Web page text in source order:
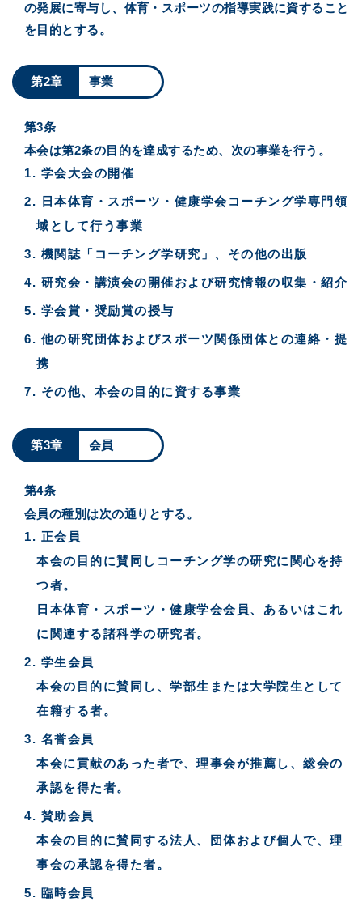
の発展に寄与し、体育・スポーツの指導実践に資すること
を目的とする。
第2章 事業
第3条
本会は第2条の目的を達成するため、次の事業を行う。
学会大会の開催
日本体育・スポーツ・健康学会コーチング学専門領
域として行う事業
機関誌「コーチング学研究」、その他の出版
研究会・講演会の開催および研究情報の収集・紹介
学会賞・奨励賞の授与
他の研究団体およびスポーツ関係団体との連絡・提
携
その他、本会の目的に資する事業
第3章 会員
第4条
会員の種別は次の通りとする。
正会員
本会の目的に賛同しコーチング学の研究に関心を持
つ者。
日本体育・スポーツ・健康学会会員、あるいはこれ
に関連する諸科学の研究者。
学生会員
本会の目的に賛同し、学部生または大学院生として
在籍する者。
名誉会員
本会に貢献のあった者で、理事会が推薦し、総会の
承認を得た者。
賛助会員
本会の目的に賛同する法人、団体および個人で、理
事会の承認を得た者。
臨時会員